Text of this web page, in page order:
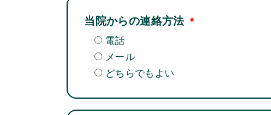
当院からの連絡方法
電話
メール
どちらでもよい